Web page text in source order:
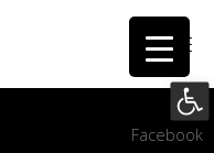
Facebook